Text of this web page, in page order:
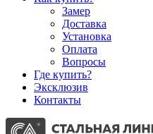
Замер
Доставка
Установка
Оплата
Вопросы
Где купить?
Эксклюзив
Контакты